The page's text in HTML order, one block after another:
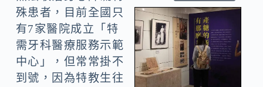
殊患者，目前全國只
有7家醫院成立「特
需牙科醫療服務示範
中心」，但常常掛不
到號，因為特教生往